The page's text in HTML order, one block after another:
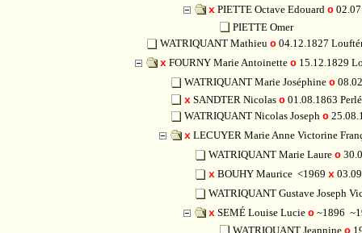
x PIETTE Octave Edouard o
PIETTE Omer
WATRIQUANT Mathieu o 04.12.1827
x FOURNY Marie Antoinette o 15.12.1829
WATRIQUANT Marie Joséphine o
x SANDTER Nicolas o 01.08.1863
WATRIQUANT Nicolas Joseph o
x LECUYER Marie Anne Victorine
WATRIQUANT Marie Laure o
x BOUHY Maurice <1969 x
WATRIQUANT Gustave Joseph
x SEMÉ Louise Lucie o ~1896
WATRIQUANT Jeannine